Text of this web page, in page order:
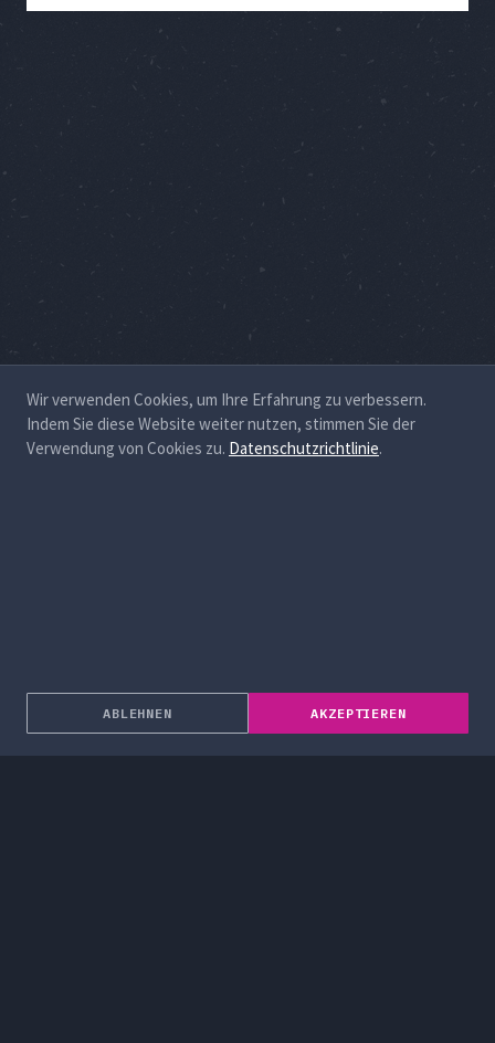
Über uns
Wir verwenden Cookies, um Ihre Erfahrung zu verbessern.
Indem Sie diese Website weiter nutzen, stimmen Sie der
Verwendung von Cookies zu. Datenschutzrichtlinie.
ABLEHNEN AKZEPTIEREN